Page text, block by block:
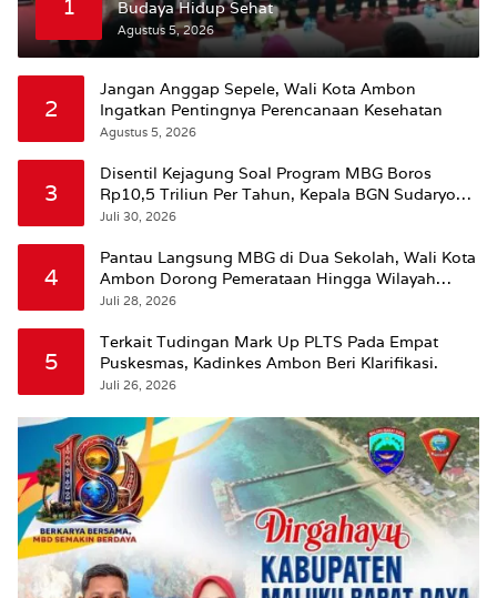
1 Budaya Hidup Sehat
Agustus 5, 2026
2
Jangan Anggap Sepele, Wali Kota Ambon
Ingatkan Pentingnya Perencanaan Kesehatan
Agustus 5, 2026
3
Disentil Kejagung Soal Program MBG Boros
Rp10,5 Triliun Per Tahun, Kepala BGN Sudaryono
Beri Penjelasan
Juli 30, 2026
4
Pantau Langsung MBG di Dua Sekolah, Wali Kota
Ambon Dorong Pemerataan Hingga Wilayah
Leitimur Selatan
Juli 28, 2026
5
Terkait Tudingan Mark Up PLTS Pada Empat
Puskesmas, Kadinkes Ambon Beri Klarifikasi.
Juli 26, 2026